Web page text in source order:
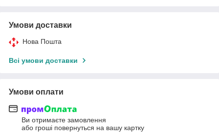
Умови доставки
Нова Пошта
Всі умови доставки
Умови оплати
Ви отримаєте замовлення
або гроші повернуться на вашу картку